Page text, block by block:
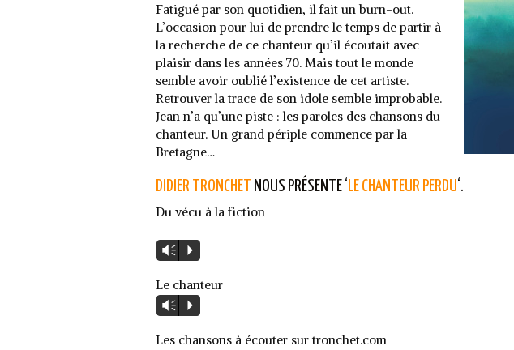
Fatigué par son quotidien, il fait un burn-out.
L’occasion pour lui de prendre le temps de partir à
la recherche de ce chanteur qu’il écoutait avec
plaisir dans les années 70. Mais tout le monde
semble avoir oublié l’existence de cet artiste.
Retrouver la trace de son idole semble improbable.
Jean n’a qu’une piste : les paroles des chansons du
chanteur. Un grand périple commence par la
Bretagne…
DIDIER TRONCHET NOUS PRÉSENTE ‘ LE CHANTEUR PERDU‘.
Du vécu à la fiction
Lecteur
audio
Vm P
Le chanteur
Lecteur
audio
Vm P
Les chansons à écouter sur tronchet.com